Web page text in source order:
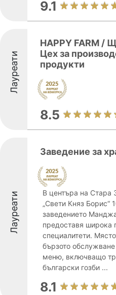
9.1
Лауреати
HAPPY FARM /
Цех за
продукти
8.5
Лауреати
Заведение за
В центъра на Стара
„Свети Княз Борис“
заведението
предоставя широка
специалитети.
бързото
меню, включващо
български гозби ...
8.1